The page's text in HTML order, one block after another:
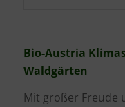
Bio-Austria
Waldgärten
Mit großer Freude